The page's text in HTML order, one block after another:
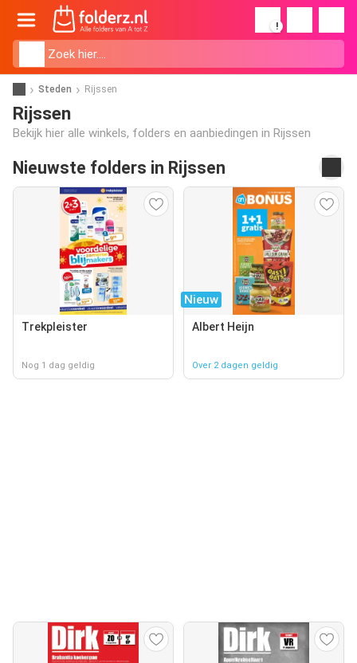
!
Steden Rijssen
Rijssen
Bekijk hier alle winkels, folders en aanbiedingen in Rijssen
Nieuwste folders in Rijssen
Trekpleister
Nog 1 dag geldig
Nieuw
Albert Heijn
Over 2 dagen geldig